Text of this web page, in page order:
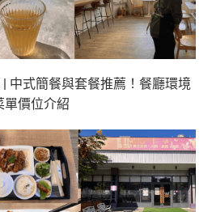
| 中式簡餐與套餐推薦！餐廳環境
單價位介紹